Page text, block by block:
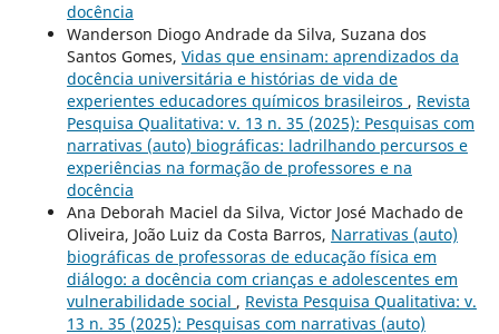
docência
Wanderson Diogo Andrade da Silva, Suzana dos
Santos Gomes, Vidas que ensinam: aprendizados da
docência universitária e histórias de vida de
experientes educadores químicos brasileiros , Revista
Pesquisa Qualitativa: v. 13 n. 35 (2025): Pesquisas com
narrativas (auto) biográficas: ladrilhando percursos e
experiências na formação de professores e na
docência
Ana Deborah Maciel da Silva, Victor José Machado de
Oliveira, João Luiz da Costa Barros, Narrativas (auto)
biográficas de professoras de educação física em
diálogo: a docência com crianças e adolescentes em
vulnerabilidade social , Revista Pesquisa Qualitativa: v.
13 n. 35 (2025): Pesquisas com narrativas (auto)